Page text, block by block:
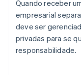
Quando receber
empresarial
deve ser
privadas para se
responsabilidade.